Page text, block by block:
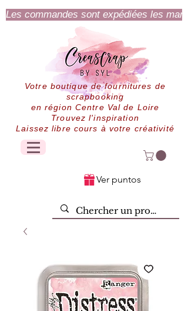
Les commandes sont expédiées les
Votre boutique de fournitures de
scrapbooking
en région Centre Val de Loire
Trouvez l'inspiration
Laissez libre cours à votre créativité
Ver puntos